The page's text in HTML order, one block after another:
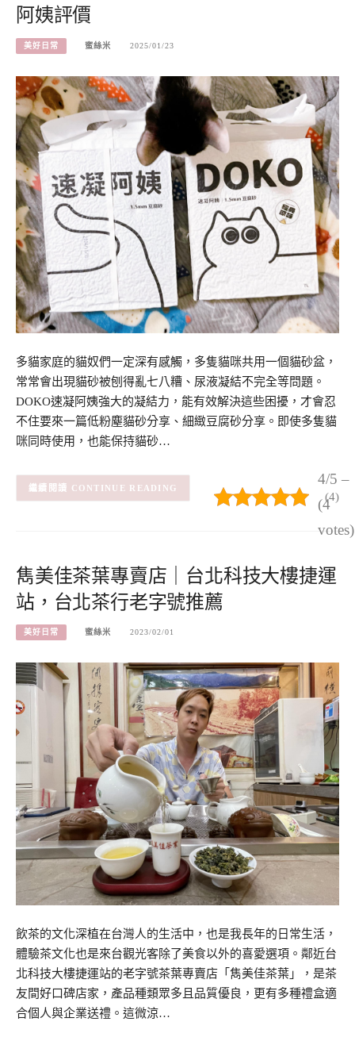
阿姨評價
美好日常 蜜絲米 2025/01/23
多貓家庭的貓奴們一定深有感觸，多隻貓咪共用一個貓砂盆，
常常會出現貓砂被刨得亂七八糟、尿液凝結不完全等問題。
DOKO速凝阿姨強大的凝結力，能有效解決這些困擾，才會忍
不住要來一篇低粉塵貓砂分享、細緻豆腐砂分享。即使多隻貓
咪同時使用，也能保持貓砂…
4/5 –
(4
votes)
(4)
CONTINUE READING
雋美佳茶葉專賣店｜台北科技大樓捷運
站，台北茶行老字號推薦
美好日常 蜜絲米 2023/02/01
飲茶的文化深植在台灣人的生活中，也是我長年的日常生活，
體驗茶文化也是來台觀光客除了美食以外的喜愛選項。鄰近台
北科技大樓捷運站的老字號茶葉專賣店「雋美佳茶葉」，是茶
友間好口碑店家，產品種類眾多且品質優良，更有多種禮盒適
合個人與企業送禮。這微涼…